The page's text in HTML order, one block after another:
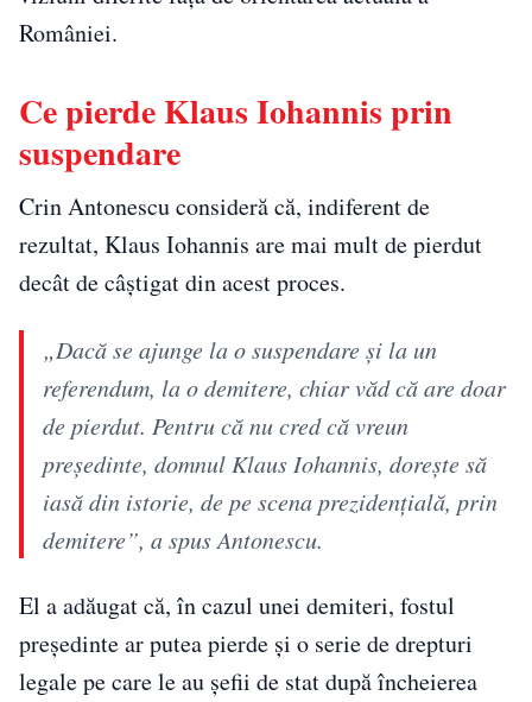
României.
Ce pierde Klaus Iohannis prin
suspendare
Crin Antonescu consideră că, indiferent de
rezultat, Klaus Iohannis are mai mult de pierdut
decât de câștigat din acest proces.
„Dacă se ajunge la o suspendare şi la un
referendum, la o demitere, chiar văd că are doar
de pierdut. Pentru că nu cred că vreun
preşedinte, domnul Klaus Iohannis, doreşte să
iasă din istorie, de pe scena prezidenţială, prin
demitere”, a spus Antonescu.
El a adăugat că, în cazul unei demiteri, fostul
președinte ar putea pierde și o serie de drepturi
legale pe care le au șefii de stat după încheierea